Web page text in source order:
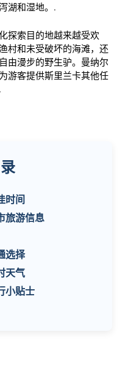
湖和湿地。.
探索目的地越来越受欢
村和未受破坏的海滩，还
由漫步的野生驴。曼纳尔
游客提供斯里兰卡其他任
时间
旅游信息
选择
天气
小贴士